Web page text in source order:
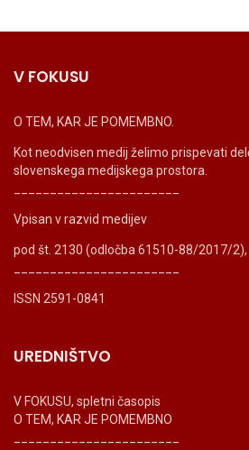
V FOKUSU
O TEM, KAR JE POMEMBNO.
Kot neodvisen medij želimo prispevati
slovenskega medijskega prostora.
Vpisan v razvid medijev
pod št. 2130 (odločba 61510-88/2017/2),
ISSN 2591-0841
UREDNIŠTVO
V FOKUSU, spletni časopis
O TEM, KAR JE POMEMBNO